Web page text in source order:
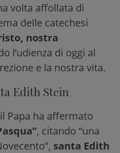
volta affollata di
delle catechesi
nostra
l’udienza di oggi al
e la nostra vita.
Edith Stein
Papa ha affermato
, citando “una
santa Edith